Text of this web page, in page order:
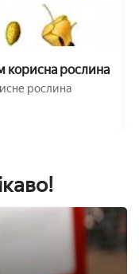
корисна рослина
рослина